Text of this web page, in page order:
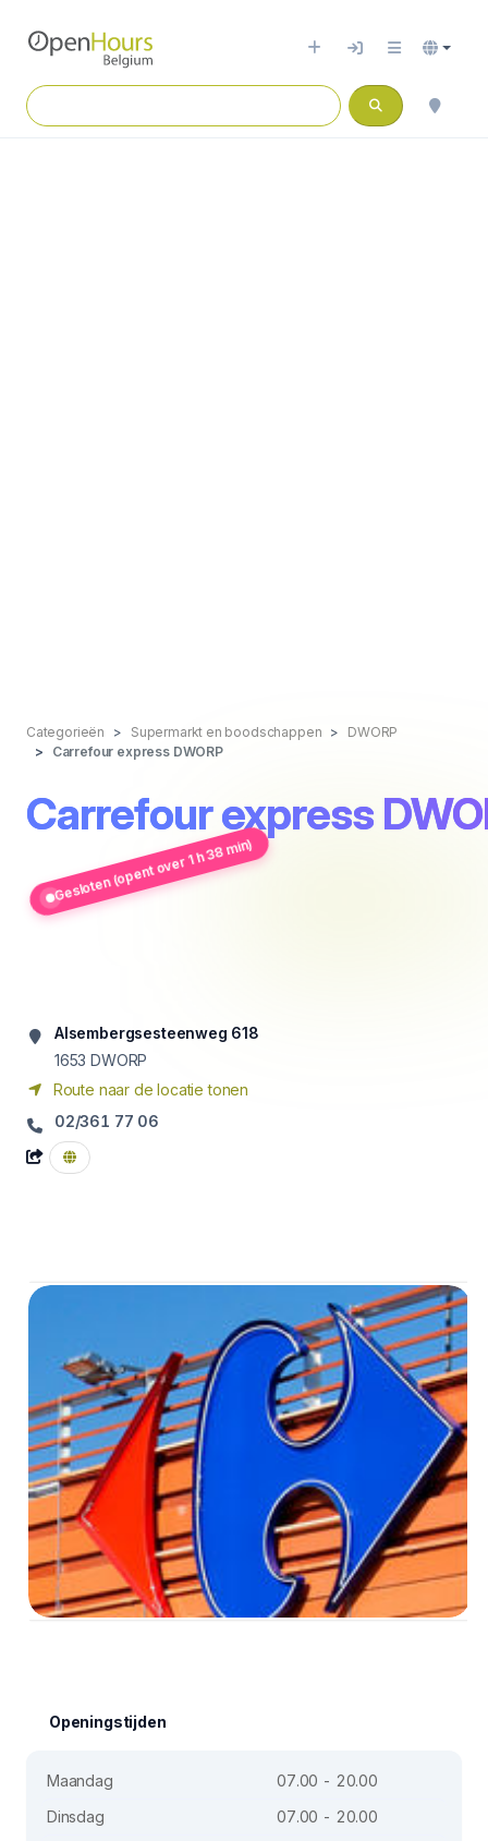
Categorieën Supermarkt en boodschappen
DWORP
Carrefour express DWORP
Carrefour express
Gesloten (opent over 1 h 38 min)
Alsembergsesteenweg 618
1653 DWORP
Route naar de locatie tonen
02/361 77 06
Openingstijden
Maandag
07.00 - 20.00
Dinsdag
07.00 - 20.00